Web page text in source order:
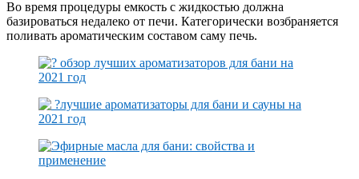
Во время процедуры емкость с жидкостью должна
базироваться недалеко от печи. Категорически возбраняется
поливать ароматическим составом саму печь.